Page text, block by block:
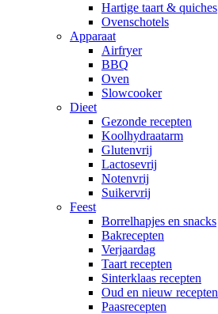
Hartige taart & quiches
Ovenschotels
Apparaat
Airfryer
BBQ
Oven
Slowcooker
Dieet
Gezonde recepten
Koolhydraatarm
Glutenvrij
Lactosevrij
Notenvrij
Suikervrij
Feest
Borrelhapjes en snacks
Bakrecepten
Verjaardag
Taart recepten
Sinterklaas recepten
Oud en nieuw recepten
Paasrecepten